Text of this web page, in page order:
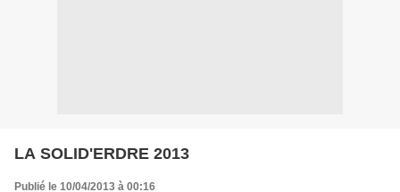
LA SOLID'ERDRE 2013
Publié le 10/04/2013 à 00:16